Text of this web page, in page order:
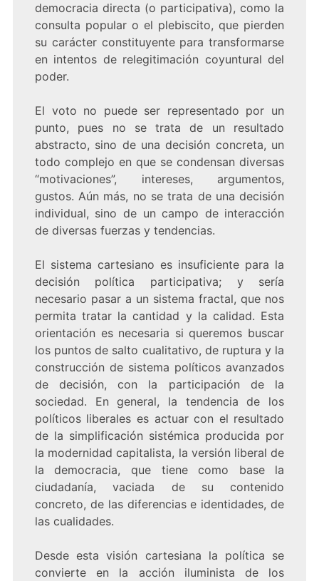
democracia directa (o participativa), como la
consulta popular o el plebiscito, que pierden
su carácter constituyente para transformarse
en intentos de relegitimación coyuntural del
poder.
El voto no puede ser representado por un
punto, pues no se trata de un resultado
abstracto, sino de una decisión concreta, un
todo complejo en que se condensan diversas
“motivaciones”, intereses, argumentos,
gustos. Aún más, no se trata de una decisión
individual, sino de un campo de interacción
de diversas fuerzas y tendencias.
El sistema cartesiano es insuficiente para la
decisión política participativa; y sería
necesario pasar a un sistema fractal, que nos
permita tratar la cantidad y la calidad. Esta
orientación es necesaria si queremos buscar
los puntos de salto cualitativo, de ruptura y la
construcción de sistema políticos avanzados
de decisión, con la participación de la
sociedad. En general, la tendencia de los
políticos liberales es actuar con el resultado
de la simplificación sistémica producida por
la modernidad capitalista, la versión liberal de
la democracia, que tiene como base la
ciudadanía, vaciada de su contenido
concreto, de las diferencias e identidades, de
las cualidades.
Desde esta visión cartesiana la política se
convierte en la acción iluminista de los